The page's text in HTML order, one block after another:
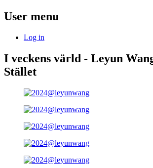
User menu
Log in
I veckens värld - Leyun
Stället